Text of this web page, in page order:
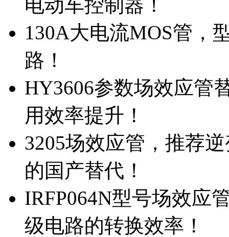
电动车控制器！
130A大电流MOS管，
路！
HY3606参数场效应管
用效率提升！
3205场效应管，推荐
的国产替代！
IRFP064N型号场效应
级电路的转换效率！